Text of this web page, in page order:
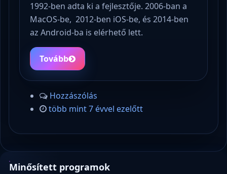
1992-ben adta ki a fejlesztője. 2006-ban a
MacOS-be, 2012-ben iOS-be, és 2014-ben
az Android-ba is elérhető lett.
Tovább
Hozzászólás
több mint 7 évvel ezelőtt
Minősített programok